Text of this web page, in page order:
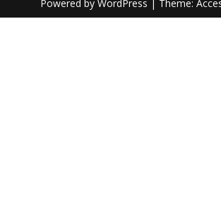
Powered by WordPress | Theme: